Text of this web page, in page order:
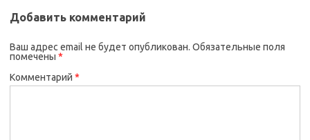
Добавить комментарий
Ваш адрес email не будет опубликован. Обязательные поля
помечены *
Комментарий *